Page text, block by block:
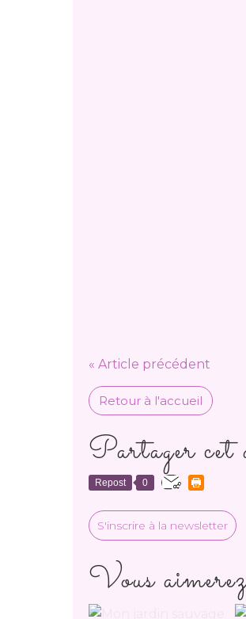
« Article précédent
Retour à l'accueil
Partager cet
Repost 0
S'inscrire à la newsletter
Vous